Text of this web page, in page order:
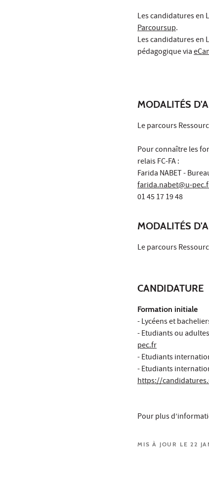
Les candidatures en
Parcoursup.
Les candidatures en
pédagogique via
MODALITÉS
Le parcours
Pour connaître les
relais FC-FA :
Farida NABET -
farida.nabet@u-
01 45 17 19 48
MODALITÉS
Le parcours
CANDIDATURE
Formation initiale
- Lycéens et
- Etudiants ou
pec.fr
- Etudiants
- Etudiants
https://
Pour plus
MIS À JOUR LE 22